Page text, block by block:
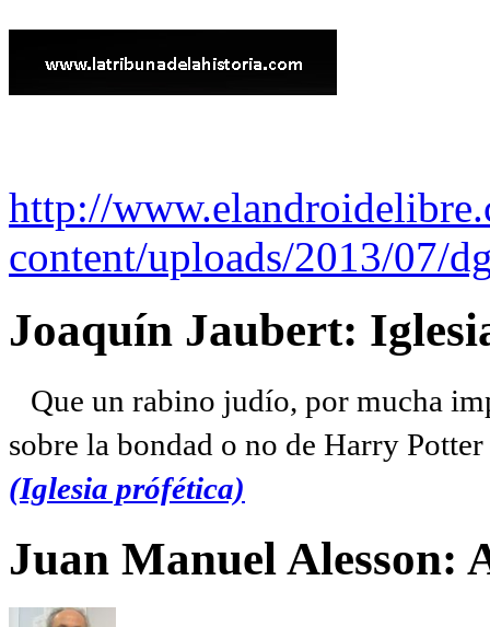
http://
content/uploads/2013/07/
Joaquín Jaubert:
Que un rabino judío, por mucha
sobre la bondad o no de Harry
(Iglesia prófética)
Juan Manuel Alesson: